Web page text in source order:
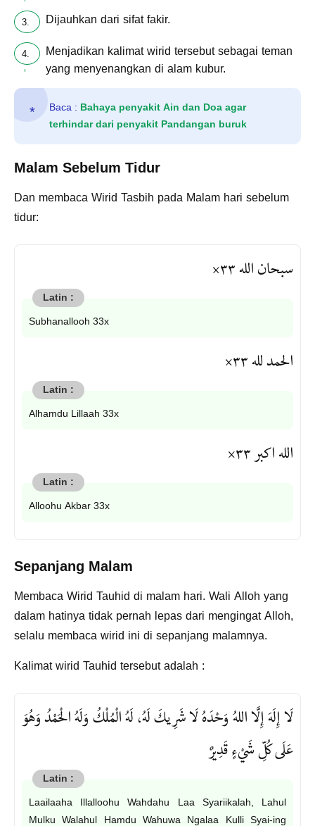
Dijauhkan dari sifat fakir.
Menjadikan kalimat wirid tersebut sebagai teman
yang menyenangkan di alam kubur.
Baca : Bahaya penyakit Ain dan Doa agar
terhindar dari penyakit Pandangan buruk
Malam Sebelum Tidur
Dan membaca Wirid Tasbih pada Malam hari sebelum
tidur:
سبحان الله ٣٣×
Subhanallooh 33x
الحمد لله ٣٣×
Alhamdu Lillaah 33x
الله اكبر ٣٣×
Alloohu Akbar 33x
Sepanjang Malam
Membaca Wirid Tauhid di malam hari. Wali Alloh yang
dalam hatinya tidak pernah lepas dari mengingat Alloh,
selalu membaca wirid ini di sepanjang malamnya.
Kalimat wirid Tauhid tersebut adalah :
لَا إِلَهَ إِلَّا اللهُ وَحْدَهُ لَا شَرِيكَ لَهُ، لَهُ الْمُلْكُ وَلَهُ الْحَمْدُ وَهُوَ
عَلَى كُلِّ شَيْءٍ قَدِيرٌ
Laailaaha Illalloohu Wahdahu Laa Syariikalah, Lahul
Mulku Walahul Hamdu Wahuwa Ngalaa Kulli Syai-ing